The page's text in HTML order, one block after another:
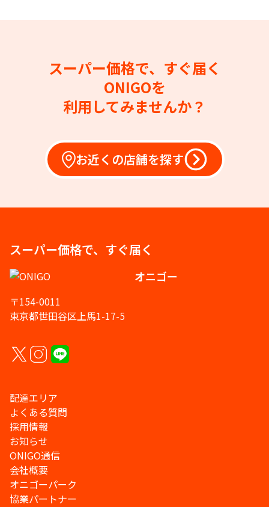
スーパー価格で、すぐ届く
ONIGOを
利用してみませんか？
お近くの店舗を探す
スーパー価格で、すぐ届く
オニゴー
〒154-0011
東京都世田谷区上馬1-17-5
配達エリア
よくある質問
採用情報
お知らせ
ONIGO通信
会社概要
オニゴーパーク
協業パートナー